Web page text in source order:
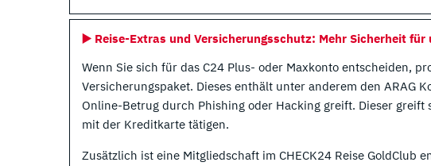
▶️ Reise-Extras und Versicherungsschutz: Mehr Sicherheit für
Wenn Sie sich für das C24 Plus- oder Maxkonto entscheiden,
Versicherungspaket. Dieses enthält unter anderem den ARAG
Online-Betrug durch Phishing oder Hacking greift. Dieser
mit der Kreditkarte tätigen.
Zusätzlich ist eine Mitgliedschaft im CHECK24 Reise GoldClub